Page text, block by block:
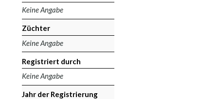
Keine Angabe
Züchter
Keine Angabe
Registriert durch
Keine Angabe
Jahr der Registrierung